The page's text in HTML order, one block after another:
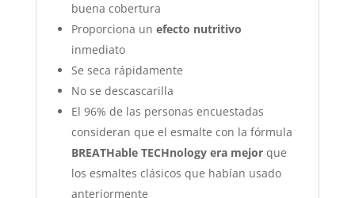
buena cobertura
Proporciona un efecto nutritivo
inmediato
Se seca rápidamente
No se descascarilla
El 96% de las personas encuestadas
consideran que el esmalte con la fórmula
BREATHable TECHnology era mejor que
los esmaltes clásicos que habían usado
anteriormente